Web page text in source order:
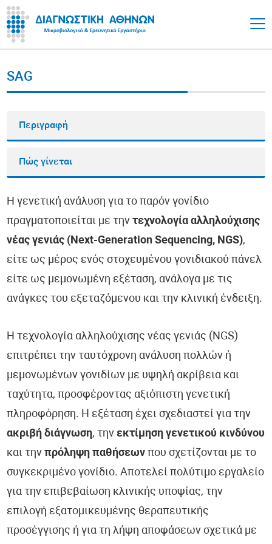
SAG
Περιγραφή
Πώς γίνεται
Η γενετική ανάλυση για το παρόν γονίδιο
πραγματοποιείται με τηντεχνολογία αλληλούχισης
νέας γενιάς (Next-Generation Sequencing, NGS),
είτε ως μέρος ενός στοχευμένου γονιδιακού πάνελ
είτε ως μεμονωμένη εξέταση, ανάλογα με τις
ανάγκες του εξεταζόμενου και την κλινική ένδειξη.
Η τεχνολογία αλληλούχισης νέας γενιάς (NGS)
επιτρέπει την ταυτόχρονη ανάλυση πολλών ή
μεμονωμένων γονιδίων με υψηλή ακρίβεια και
ταχύτητα, προσφέροντας αξιόπιστη γενετική
πληροφόρηση. Η εξέταση έχει σχεδιαστεί για την
ακριβή διάγνωση, τηνεκτίμηση γενετικού κινδύνου
και τηνπρόληψη παθήσεων που σχετίζονται με το
συγκεκριμένο γονίδιο. Αποτελεί πολύτιμο εργαλείο
για την επιβεβαίωση κλινικής υποψίας, την
επιλογή εξατομικευμένης θεραπευτικής
προσέγγισης ή για τη λήψη αποφάσεων σχετικά με